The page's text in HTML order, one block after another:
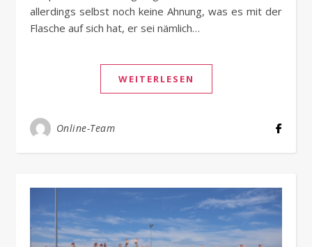
allerdings selbst noch keine Ahnung, was es mit der
Flasche auf sich hat, er sei nämlich…
WEITERLESEN
Online-Team